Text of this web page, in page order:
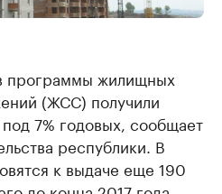
программы жилищных
(ЖСС) получили
7% годовых, сообщает
республики. В
к выдаче еще 190